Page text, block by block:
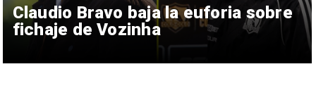
Claudio Bravo baja la euforia sobre
fichaje de Vozinha